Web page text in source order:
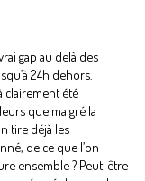
gap au delà des
24h dehors.
clairement été
que malgré la
tire déjà les
de ce que l’on
ensemble ? Peut-être